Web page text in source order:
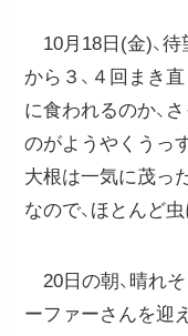
10月18日(金)、待
から３、４回まき
に食われるのか、
のがようやくうっ
大根は一気に茂っ
なので、ほとんど
20日の朝、晴れ
ーファーさんを迎